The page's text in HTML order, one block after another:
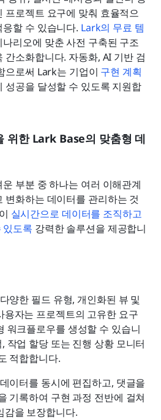
프로젝트 요구에 맞춰 효율적으
할 수 있습니다. Lark의 무료 템
리오에 맞춘 사전 구축된 구조
간소화합니다. 자동화, AI 기반 검
으로써 Lark는 기업이 구현 계획
성공을 달성할 수 있도록 지원합
위한 Lark Base의 맞춤형 데
부분 중 하나는 여러 이해관계
변화하는 데이터를 관리하는 것
실시간으로 데이터를 조직하고
있도록 강력한 솔루션을 제공합니
다양한 필드 유형, 개인화된 뷰 및
용자는 프로젝트의 고유한 요구
워크플로우를 생성할 수 있습니
작업 할당 또는 진행 상황 모니터
적합합니다.
이터를 동시에 편집하고, 댓글을
기록하여 구현 과정 전반에 걸쳐
감을 보장합니다.